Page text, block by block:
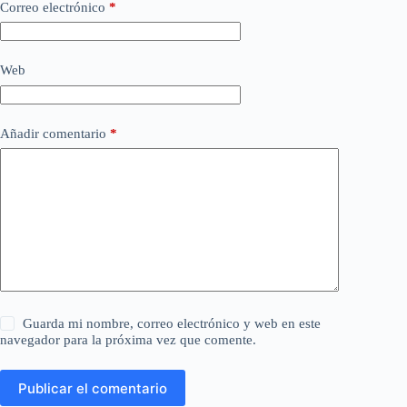
Correo electrónico *
Web
Añadir comentario *
Guarda mi nombre, correo electrónico y web en este
navegador para la próxima vez que comente.
Publicar el comentario